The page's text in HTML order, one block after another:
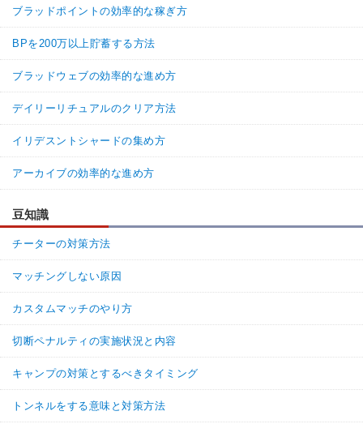
ブラッドポイントの効率的な稼ぎ方
BPを200万以上貯蓄する方法
ブラッドウェブの効率的な進め方
デイリーリチュアルのクリア方法
イリデスントシャードの集め方
アーカイブの効率的な進め方
豆知識
チーターの対策方法
マッチングしない原因
カスタムマッチのやり方
切断ペナルティの実施状況と内容
キャンプの対策とするべきタイミング
トンネルをする意味と対策方法